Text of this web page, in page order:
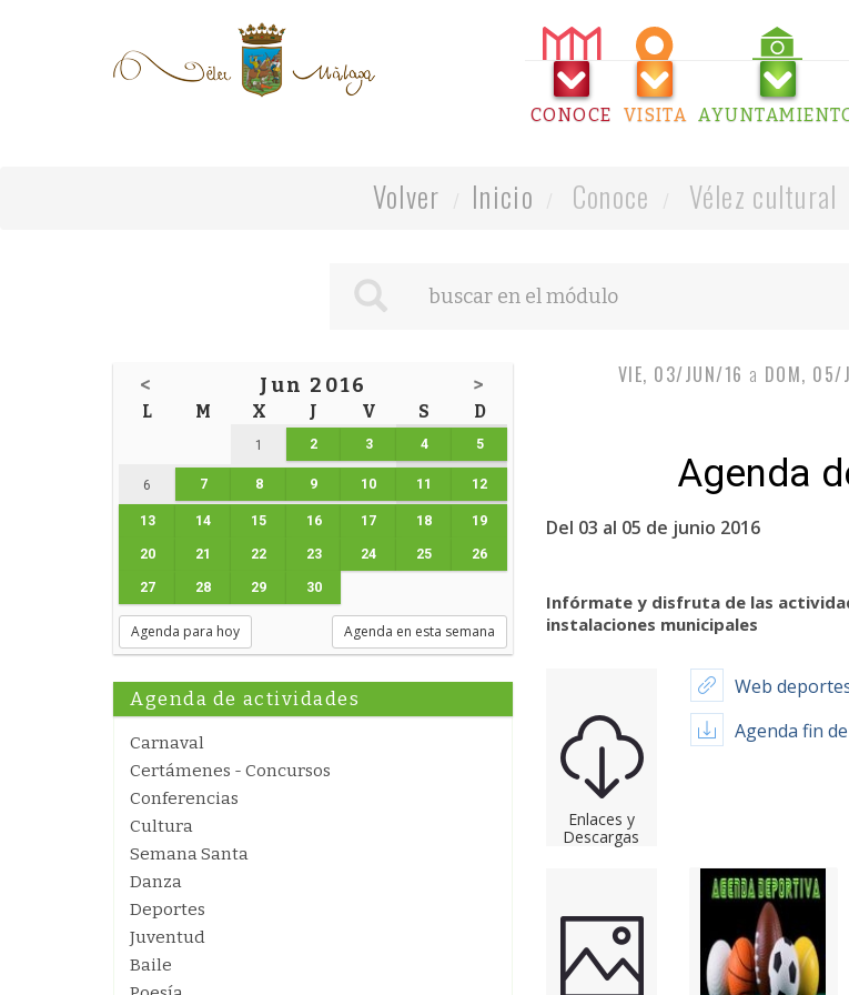
CONOCE VISITA
Volver Inicio Conoce Vélez cultural
< Jun 2016 >
L M X J V S D
1 2 3 4 5
6 7 8 9 10 11 12
13 14 15 16 17 18 19
20 21 22 23 24 25 26
27 28 29 30
Agenda para hoy Agenda en esta semana
Agenda de actividades
Carnaval
Certámenes - Concursos
Conferencias
Cultura
Semana Santa
Danza
Deportes
Juventud
Baile
VIE, 03/JUN/16 a DOM, 05/
Agenda
Del 03 al 05 de junio 2016
Infórmate y disfruta de las
instalaciones municipales
Enlaces y
Descargas
Web
Agenda fin